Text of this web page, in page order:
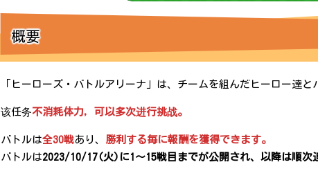
概要
「ヒーローズ・バトルアリーナ」は、チームを組んだヒーロー達
该任务不消耗体力，可以多次进行挑战。
バトルは全30戦あり、 勝利する毎に報酬を獲得できます。
バトルは2023/10/17(火)に1～15戦目までが公開され、以降は順次